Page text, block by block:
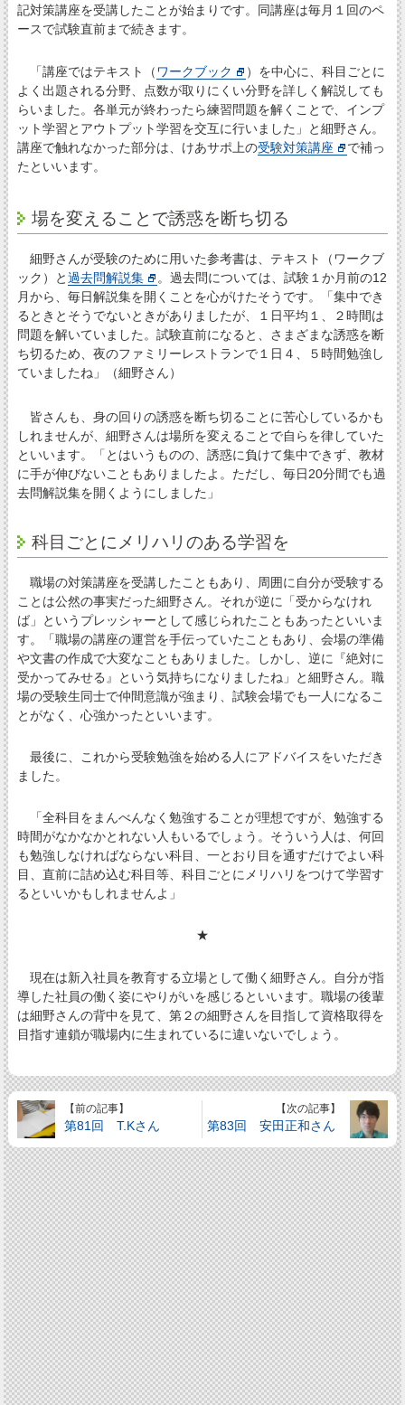
記対策講座を受講したことが始まりです。同講座は毎月１回のペ
ースで試験直前まで続きます。
「講座ではテキスト（ワークブック
）を中心に、科目ごとに
よく出題される分野、点数が取りにくい分野を詳しく解説しても
らいました。各単元が終わったら練習問題を解くことで、インプ
ット学習とアウトプット学習を交互に行いました」と細野さん。
講座で触れなかった部分は、けあサポ上の受験対策講座
で補っ
たといいます。
場を変えることで誘惑を断ち切る
細野さんが受験のために用いた参考書は、テキスト（ワークブ
ック）と過去問解説集
。過去問については、試験１か月前の12
月から、毎日解説集を開くことを心がけたそうです。「集中でき
るときとそうでないときがありましたが、１日平均１、２時間は
問題を解いていました。試験直前になると、さまざまな誘惑を断
ち切るため、夜のファミリーレストランで１日４、５時間勉強し
ていましたね」（細野さん）
皆さんも、身の回りの誘惑を断ち切ることに苦心しているかも
しれませんが、細野さんは場所を変えることで自らを律していた
といいます。「とはいうものの、誘惑に負けて集中できず、教材
に手が伸びないこともありましたよ。ただし、毎日20分間でも過
去問解説集を開くようにしました」
科目ごとにメリハリのある学習を
職場の対策講座を受講したこともあり、周囲に自分が受験する
ことは公然の事実だった細野さん。それが逆に「受からなけれ
ば」というプレッシャーとして感じられたこともあったといいま
す。「職場の講座の運営を手伝っていたこともあり、会場の準備
や文書の作成で大変なこともありました。しかし、逆に『絶対に
受かってみせる』という気持ちになりましたね」と細野さん。職
場の受験生同士で仲間意識が強まり、試験会場でも一人になるこ
とがなく、心強かったといいます。
最後に、これから受験勉強を始める人にアドバイスをいただき
ました。
「全科目をまんべんなく勉強することが理想ですが、勉強する
時間がなかなかとれない人もいるでしょう。そういう人は、何回
も勉強しなければならない科目、一とおり目を通すだけでよい科
目、直前に詰め込む科目等、科目ごとにメリハリをつけて学習す
るといいかもしれませんよ」
★
現在は新入社員を教育する立場として働く細野さん。自分が指
導した社員の働く姿にやりがいを感じるといいます。職場の後輩
は細野さんの背中を見て、第２の細野さんを目指して資格取得を
目指す連鎖が職場内に生まれているに違いないでしょう。
【前の記事】
第81回 T.Kさん
【次の記事】
第83回 安田正和さん